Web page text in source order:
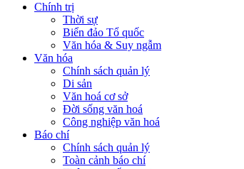
Chính trị
Thời sự
Biển đảo Tổ quốc
Văn hóa & Suy ngẫm
Văn hóa
Chính sách quản lý
Di sản
Văn hoá cơ sở
Đời sống văn hoá
Công nghiệp văn hoá
Báo chí
Chính sách quản lý
Toàn cảnh báo chí